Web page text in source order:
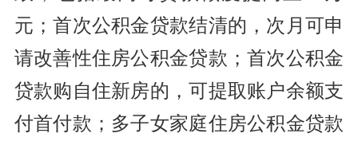
元；首次公积金贷款结清的，次月可申
请改善性住房公积金贷款；首次公积金
贷款购自住新房的，可提取账户余额支
付首付款；多子女家庭住房公积金贷款